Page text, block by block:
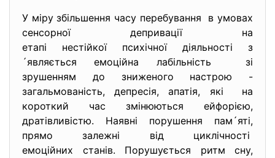
У міру збільшення часу перебування в умовах
сенсорної депривації на
етапі нестійкої психічної діяльності з
´являється емоційна лабільність зі
зрушенням до зниженого настрою -
загальмованість, депресія, апатія, які на
короткий час змінюються ейфорією,
дратівливістю. Наявні порушення пам´яті,
прямо залежні від циклічності
емоційних станів. Порушується ритм сну,